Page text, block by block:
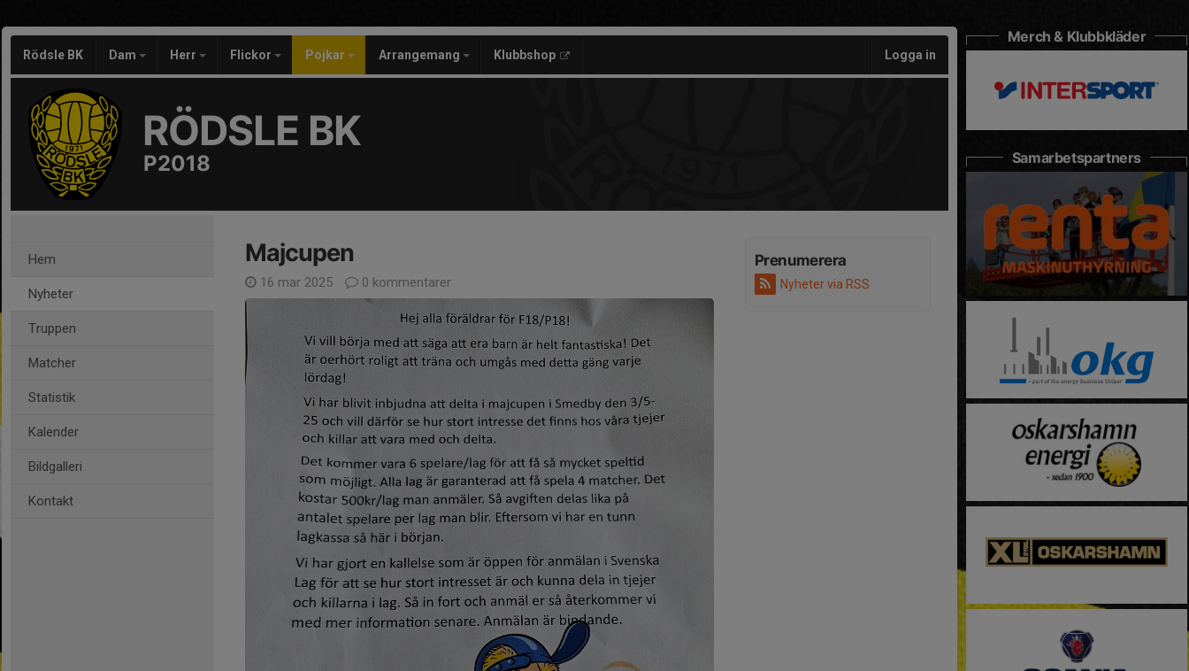
Rödsle BK Dam Herr Flickor Pojkar Arrangemang Klubbshop Logga in
RÖDSLE BK
P2018
Hem
Nyheter
Truppen
Matcher
Statistik
Kalender
Bildgalleri
Kontakt
Prenumerera
Nyheter via RSS
Majcupen
16 mar 2025 0 kommentarer
Merch & Klubbkläder
Samarbetspartners